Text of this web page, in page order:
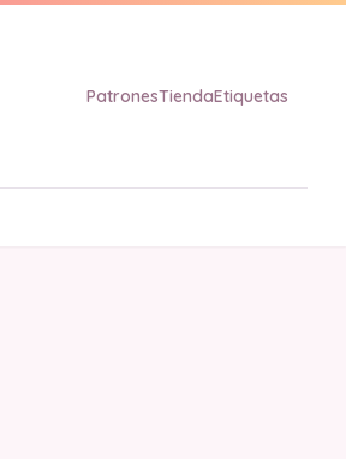
PatronesTiendaEtiquetas